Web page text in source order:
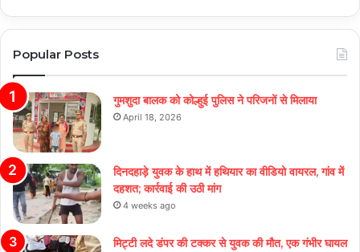
Popular Posts
गुमशुदा बालक को कोल्हुई पुलिस ने परिजनों से मिलाया
April 18, 2026
दिनदहाड़े युवक के हाथ में हथियार का वीडियो वायरल, गांव में
दहशत; कार्रवाई की उठी मांग
4 weeks ago
मिट्टी लदे डंपर की टक्कर से युवक की मौत, एक गंभीर घायल